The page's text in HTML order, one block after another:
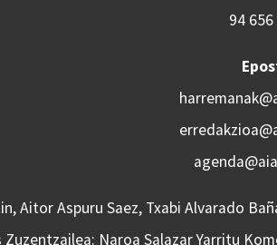
94
Aitor Aspuru Saez, Txabi Alvarado
Zuzentzailea: Naroa Salazar Yarritu